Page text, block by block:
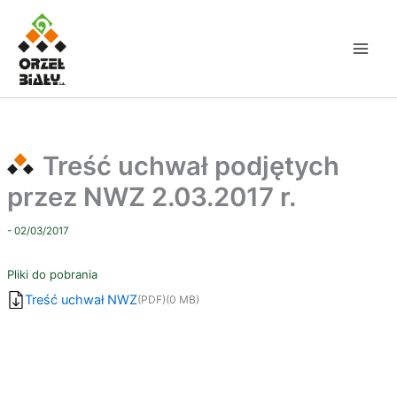
Przejdź
treści
Treść uchwał podjętych
przez NWZ 2.03.2017 r.
- 02/03/2017
Pliki do pobrania
Treść uchwał NWZ(PDF)(0 MB)